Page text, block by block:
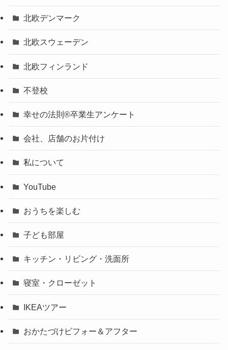
北欧デンマーク
北欧スウェーデン
北欧フィンランド
不登校
幸せの法則®卒業生アンケート
会社、店舗のお片付け
私について
YouTube
おうちを楽しむ
子ども部屋
キッチン・リビング・洗面所
寝室・クローゼット
IKEAツアー
おかたづけビフォー＆アフター